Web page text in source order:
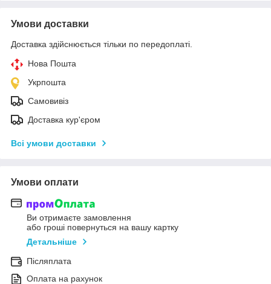
Умови доставки
Доставка здійснюється тільки по передоплаті.
Нова Пошта
Укрпошта
Самовивіз
Доставка кур'єром
Всі умови доставки
Умови оплати
Ви отримаєте замовлення
або гроші повернуться на вашу картку
Детальніше
Післяплата
Оплата на рахунок